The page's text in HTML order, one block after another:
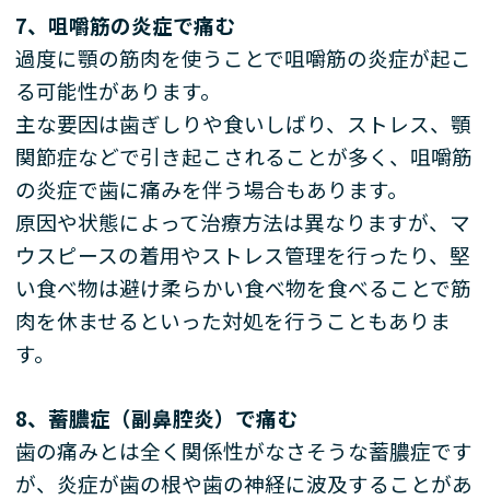
7、咀嚼筋の炎症で痛む
過度に顎の筋肉を使うことで咀嚼筋の炎症が起こ
る可能性があります。
主な要因は歯ぎしりや食いしばり、ストレス、顎
関節症などで引き起こされることが多く、咀嚼筋
の炎症で歯に痛みを伴う場合もあります。
原因や状態によって治療方法は異なりますが、マ
ウスピースの着用やストレス管理を行ったり、堅
い食べ物は避け柔らかい食べ物を食べることで筋
肉を休ませるといった対処を行うこともありま
す。
8、蓄膿症（副鼻腔炎）で痛む
歯の痛みとは全く関係性がなさそうな蓄膿症です
が、炎症が歯の根や歯の神経に波及することがあ